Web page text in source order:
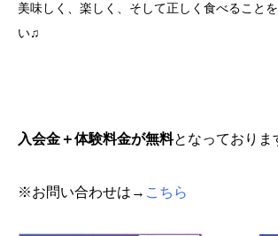
美味しく、楽しく、そして正しく食べること
い♫
入会金＋体験料金が無料となっておりま
※お問い合わせは→ こちら